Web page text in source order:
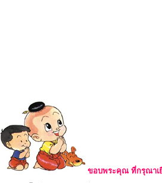
ขอบพระคุณ ที่กรุณาเ